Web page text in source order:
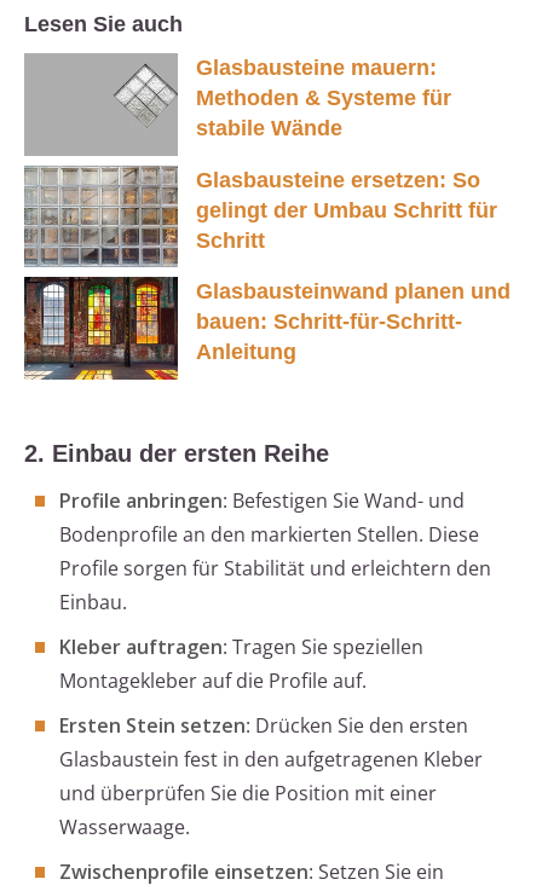
Lesen Sie auch
Glasbausteine mauern:
Methoden & Systeme für
stabile Wände
Glasbausteine ersetzen: So
gelingt der Umbau Schritt für
Schritt
Glasbausteinwand planen und
bauen: Schritt-für-Schritt-
Anleitung
2. Einbau der ersten Reihe
Profile anbringen: Befestigen Sie Wand- und
Bodenprofile an den markierten Stellen. Diese
Profile sorgen für Stabilität und erleichtern den
Einbau.
Kleber auftragen: Tragen Sie speziellen
Montagekleber auf die Profile auf.
Ersten Stein setzen: Drücken Sie den ersten
Glasbaustein fest in den aufgetragenen Kleber
und überprüfen Sie die Position mit einer
Wasserwaage.
Zwischenprofile einsetzen: Setzen Sie ein